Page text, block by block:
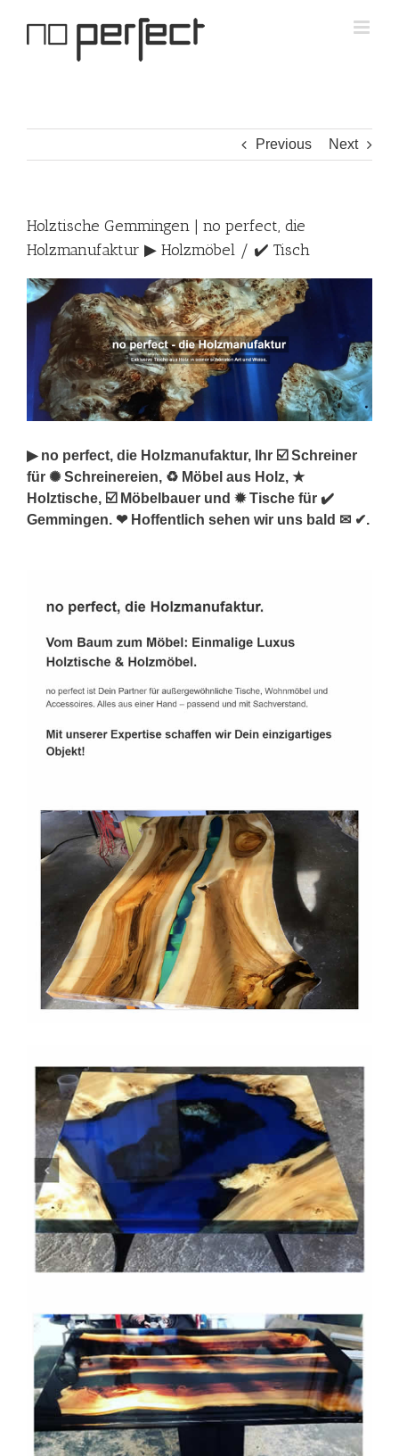
Previous Next
Holztische Gemmingen | no perfect, die
Holzmanufaktur ▶︎ Holzmöbel / ✔️ Tisch
▶︎ no perfect, die Holzmanufaktur, Ihr ☑️ Schreiner
für ✺ Schreinereien, ♻ Möbel aus Holz, ★
Holztische, ☑️ Möbelbauer und ✹ Tische für ✔️
Gemmingen. ❤ Hoffentlich sehen wir uns bald ✉ ✔.